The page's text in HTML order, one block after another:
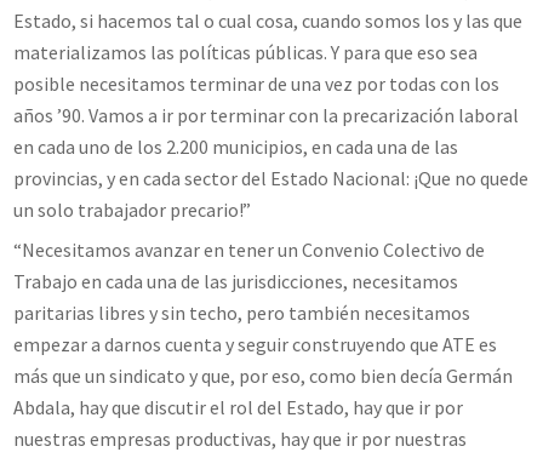
Estado, si hacemos tal o cual cosa, cuando somos los y las que
materializamos las políticas públicas. Y para que eso sea
posible necesitamos terminar de una vez por todas con los
años ’90. Vamos a ir por terminar con la precarización laboral
en cada uno de los 2.200 municipios, en cada una de las
provincias, y en cada sector del Estado Nacional: ¡Que no quede
un solo trabajador precario!”
“Necesitamos avanzar en tener un Convenio Colectivo de
Trabajo en cada una de las jurisdicciones, necesitamos
paritarias libres y sin techo, pero también necesitamos
empezar a darnos cuenta y seguir construyendo que ATE es
más que un sindicato y que, por eso, como bien decía Germán
Abdala, hay que discutir el rol del Estado, hay que ir por
nuestras empresas productivas, hay que ir por nuestras